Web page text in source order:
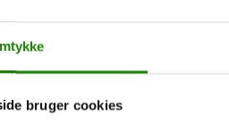
bruger cookies
Camping zu De Små
Von:1.800,00kr.